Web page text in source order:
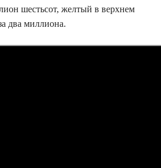
шестьсот, желтый в верхнем
два миллиона.